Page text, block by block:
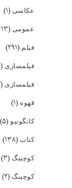
عکاسی (۱)
عمومی (۱,۴۱۳)
فیلم (۲۹۱)
فیلمسازی (۱)
فیلمسازی (۲)
قهوه (۱)
کانگونیو(۵)
کتاب (۱۳۸)
کوچینگ (۳)
کوچینگ (۲)